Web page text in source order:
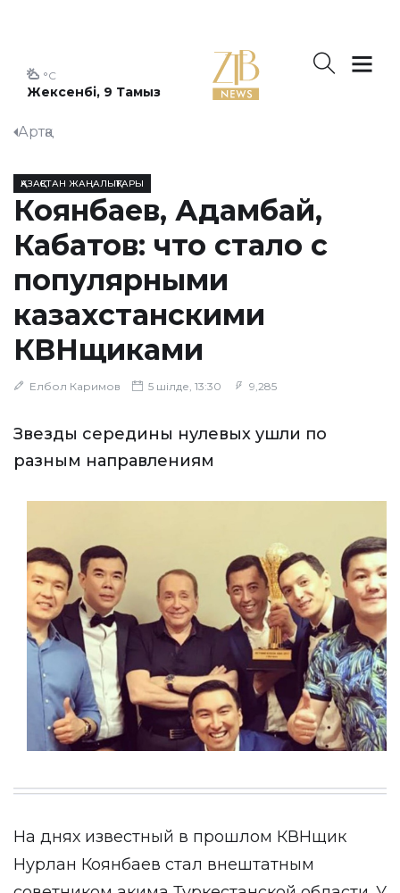
Жексенбі, 9 Тамыз
°C
Артқа
ҚАЗАҚСТАН ЖАҢАЛЫҚТАРЫ
Коянбаев, Адамбай,
Кабатов: что стало с
популярными
казахстанскими
КВНщиками
Елбол Каримов 5 шілде, 13:30 9,285
Звезды середины нулевых ушли по
разным направлениям
На днях известный в прошлом КВНщик
Нурлан Коянбаев стал внештатным